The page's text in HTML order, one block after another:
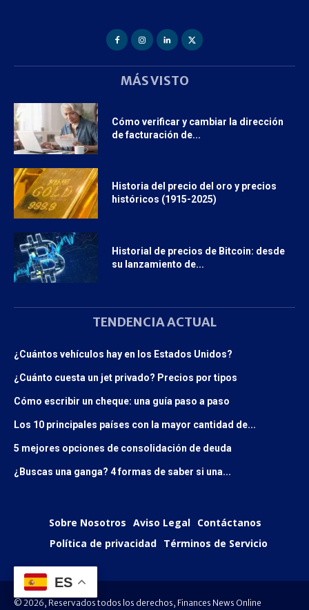
MÁS VISTO
Cómo verificar y cambiar la dirección
de facturación de...
Historia del precio del oro y precios
históricos (1915-2025)
Historial de precios de Bitcoin: desde
su lanzamiento de...
TENDENCIA ACTUAL
¿Cuántos vehículos hay en los Estados Unidos?
¿Cuánto cuesta un jet privado? Precios por tipos
Cómo escribir un cheque: una guía paso a paso
Los 10 principales países con la mayor cantidad de...
5 mejores opciones de consolidación de deuda
¿Buscas una ganga? 4 formas de saber si una...
Sobre Nosotros Aviso Legal Contáctanos
Política de privacidad Términos de Servicio
© 2026, Reservados todos los derechos, Finances News Online
ES